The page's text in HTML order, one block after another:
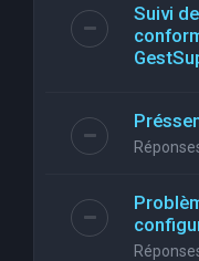
Suivi